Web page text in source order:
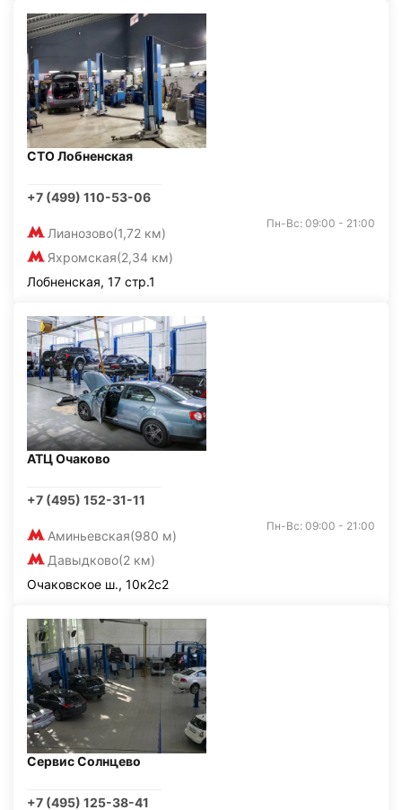
СТО Лобненская
+7 (499) 110-53-06
Лианозово(1,72 км)
Яхромская(2,34 км)
Пн-Вс: 09:00 - 21:00
Лобненская, 17 стр.1
АТЦ Очаково
+7 (495) 152-31-11
Аминьевская(980 м)
Давыдково(2 км)
Пн-Вс: 09:00 - 21:00
Очаковское ш., 10к2с2
Сервис Солнцево
+7 (495) 125-38-41